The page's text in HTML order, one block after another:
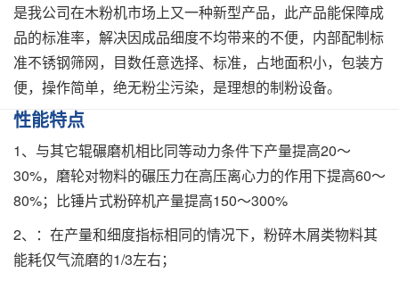
是我公司在木粉机市场上又一种新型产品，此产品能保障成
品的标准率，解决因成品细度不均带来的不便，内部配制标
准不锈钢筛网，目数任意选择、标准，占地面积小，包装方
便，操作简单，绝无粉尘污染，是理想的制粉设备。
性能特点
1、与其它辊碾磨机相比同等动力条件下产量提高20～
30%，磨轮对物料的碾压力在高压离心力的作用下提高60～
80%；比锤片式粉碎机产量提高150～300%
2、：在产量和细度指标相同的情况下，粉碎木屑类物料其
能耗仅气流磨的1/3左右；